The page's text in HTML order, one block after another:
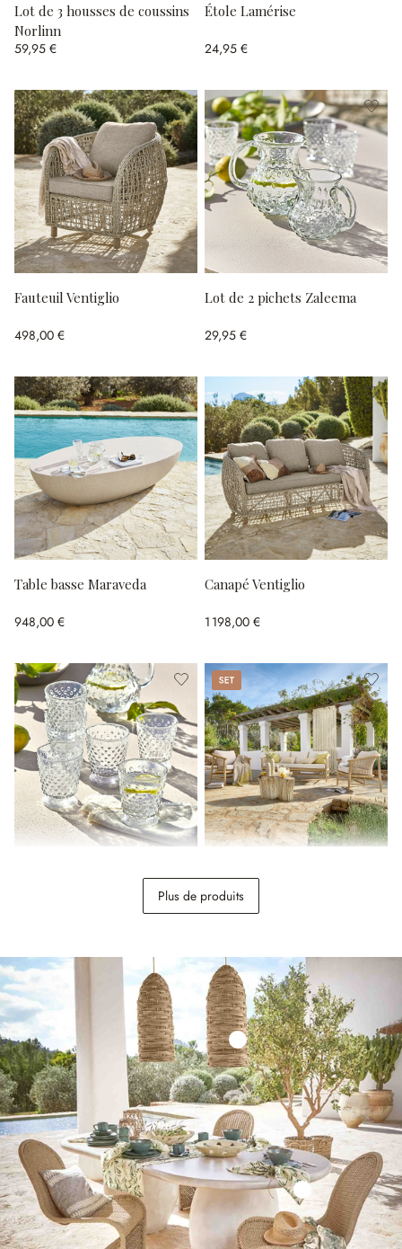
Lot de 3 housses de coussins
Norlinn
59,95 €
Étole Lamérise
24,95 €
Fauteuil Ventiglio
498,00 €
Lot de 2 pichets Zaleema
29,95 €
Table basse Maraveda
948,00 €
Canapé Ventiglio
1 198,00 €
Set
2 498,00 €
Plus de produits